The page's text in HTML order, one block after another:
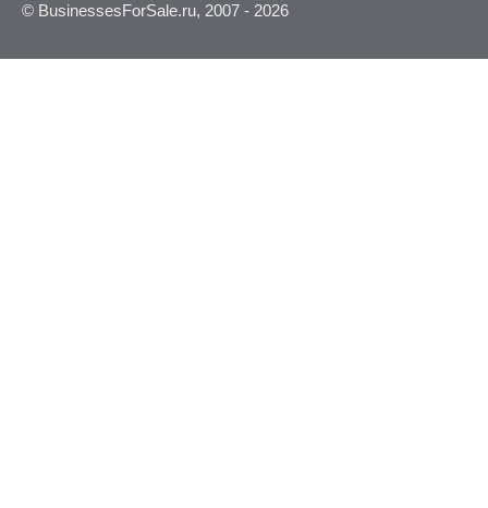
© BusinessesForSale.ru, 2007 - 2026